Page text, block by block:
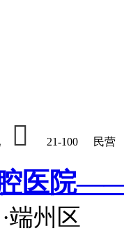
 21-100 民营
医院
·端州区